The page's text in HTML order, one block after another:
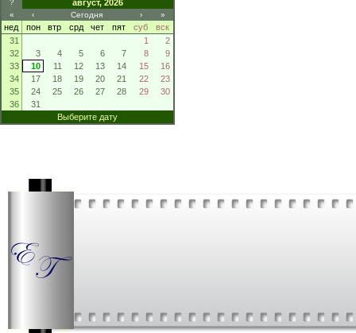
? август, 2026
« ‹ Сегодня › »
нед пон втр срд чет пят суб
вск
31
1
2
32
3 4 5 6 7 8
9
33
10 11 12 13 14 15
16
34
17 18 19 20 21 22
23
35
24 25 26 27 28 29
30
36
31
Выберите дату